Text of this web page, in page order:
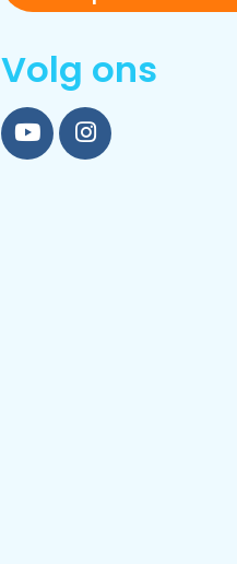
Volg ons
YouTubeInstagram